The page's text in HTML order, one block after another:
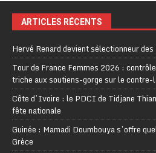
ARTICLES RÉCENTS
Hervé Renard devient sélectionneur
Tour de France Femmes 2026 :
triche aux soutiens-gorge sur le
Côte d’Ivoire : le PDCI de Tidjane
fête nationale
Guinée : Mamadi Doumbouya s’offre
Grèce